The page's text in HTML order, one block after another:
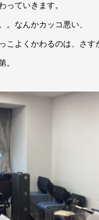
っていきます。
。なんかカッコ悪い、
こよくかわるのは、さす
。